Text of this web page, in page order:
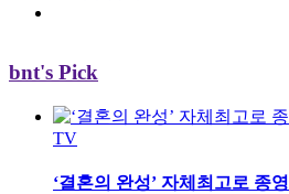
bnt's Pick
TV
‘결혼의 완성’ 자체최고로 종영